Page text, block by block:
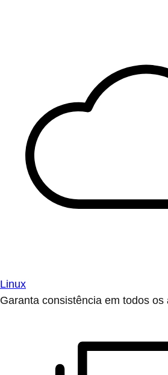
Linux
Garanta consistência em todos os